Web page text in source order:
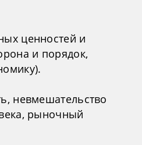
ценностей и
и порядок,
невмешательство
рыночный